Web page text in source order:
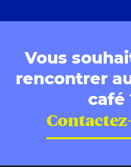
Vous
rencontrer
café